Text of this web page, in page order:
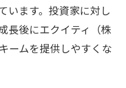
います。投資家に対し
長後にエクイティ（株
ームを提供しやすくな